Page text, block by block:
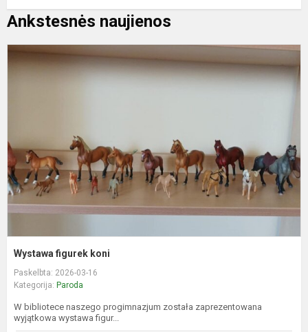
Ankstesnės naujienos
Wystawa figurek koni
Paskelbta: 2026-03-16
Kategorija: Paroda
W bibliotece naszego progimnazjum została zaprezentowana
wyjątkowa wystawa figur...